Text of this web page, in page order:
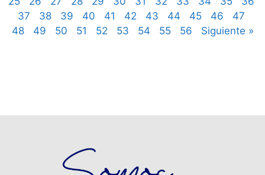
37
38 39 40 41 42 43 44 45 46
47
48
49 50 51 52 53 54 55 56 Siguiente »